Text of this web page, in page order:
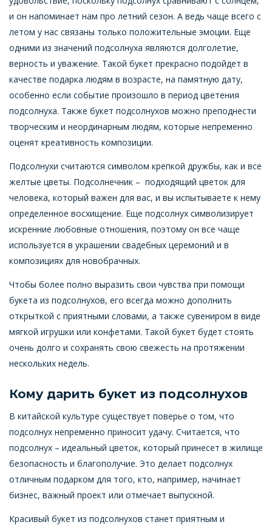
и он напоминает нам про летний сезон. А ведь чаще всего с
летом у нас связаны только положительные эмоции. Еще
одними из значений подсолнуха являются долголетие,
верность и уважение. Такой букет прекрасно подойдет в
качестве подарка людям в возрасте, на памятную дату,
особенно если событие произошло в период цветения
подсолнуха. Также букет подсолнухов можно преподнести
творческим и неординарным людям, которые непременно
оценят креативность композиции.
Подсолнухи считаются символом крепкой дружбы, как и все
желтые цветы. Подсолнечник – подходящий цветок для
человека, который важен для вас, и вы испытываете к нему
определенное восхищение. Еще подсолнух символизирует
искренние любовные отношения, поэтому он все чаще
используется в украшении свадебных церемоний и в
композициях для новобрачных.
Чтобы более полно выразить свои чувства при помощи
букета из подсолнухов, его всегда можно дополнить
открыткой с приятными словами, а также сувениром в виде
мягкой игрушки или конфетами. Такой букет будет стоять
очень долго и сохранять свою свежесть на протяжении
нескольких недель.
Кому дарить букет из подсолнухов
В китайской культуре существует поверье о том, что
подсолнух непременно приносит удачу. Считается, что
подсолнух – идеальный цветок, который принесет в жилище
безопасность и благополучие. Это делает подсолнух
отличным подарком для того, кто, например, начинает
бизнес, важный проект или отмечает выпускной.
Красивый букет из подсолнухов станет приятным и